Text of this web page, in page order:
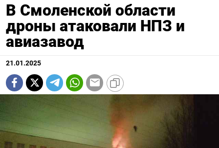
В Смоленской области
дроны атаковали НПЗ и
авиазавод
21.01.2025